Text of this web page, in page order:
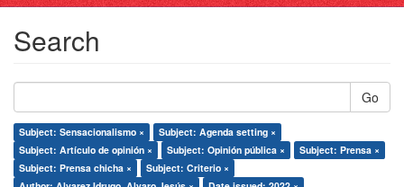
Search
Go
Subject: Sensacionalismo ×
Subject: Agenda setting ×
Subject: Artículo de opinión ×
Subject: Opinión pública ×
Subject: Prensa ×
Subject: Prensa chicha ×
Subject: Criterio ×